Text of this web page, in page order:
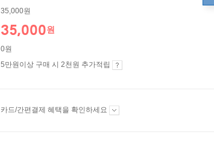
35,000원
35,000원
0원
5만원이상 구매 시 2천원 추가적립
카드/간편결제 혜택을 확인하세요